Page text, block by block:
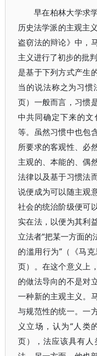
早在柏林大学求
历史法学派的主观主
盗窃法的辩论》中，
主义进行了初步的批
是基于下列方式产生
当的说法称之为习惯
页）一般而言，习惯
中共同确定下来的
等。虽然习惯中也包
所要求的客观性、必
主观的、本能的、偶
法律以及基于习惯法
说便成为可以随主观
社会的统治阶级便可
实在法，以便为其利
立法者“把某一方面
的滥用行为”（《马
页）。在这个意义上
的做法导向的不是对
一种新的主观主义。
与规范性的统一。一
义立场，认为“人类
页），法应该具有